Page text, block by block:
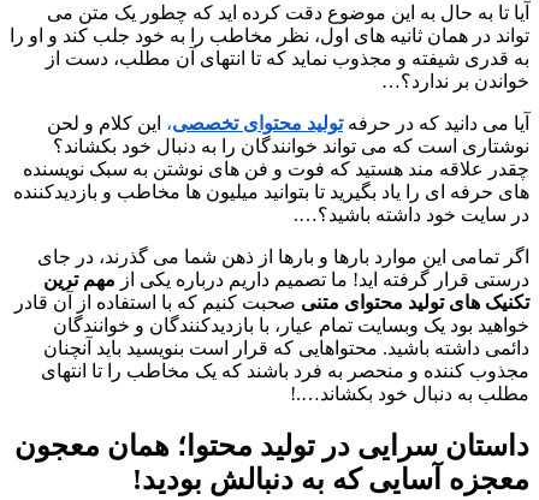
آیا تا به حال به این موضوع دقت کرده اید که چطور یک متن می
تواند در همان ثانیه های اول، نظر مخاطب را به خود جلب کند و او را
به قدری شیفته و مجذوب نماید که تا انتهای آن مطلب، دست از
خواندن بر ندارد؟…
آیا می دانید که در حرفهتولید محتوای تخصصی، این کلام و لحن
نوشتاری است که می تواند خوانندگان را به دنبال خود بکشاند؟
چقدر علاقه مند هستید که فوت و فن های نوشتن به سبک نویسنده
های حرفه ای را یاد بگیرید تا بتوانید میلیون ها مخاطب و بازدیدکننده
در سایت خود داشته باشید؟….
اگر تمامی این موارد بارها و بارها از ذهن شما می گذرند، در جای
درستی قرار گرفته اید! ما تصمیم داریم درباره یکی از مهم ترین
تکنیک های تولید محتوای متنی صحبت کنیم که با استفاده از آن قادر
خواهید بود یک وبسایت تمام عیار، با بازدیدکنندگان و خوانندگان
دائمی داشته باشید. محتواهایی که قرار است بنویسید باید آنچنان
مجذوب کننده و منحصر به فرد باشند که یک مخاطب را تا انتهای
مطلب به دنبال خود بکشاند….!
داستان سرایی در تولید محتوا؛ همان معجون
معجزه آسایی که به دنبالش بودید!